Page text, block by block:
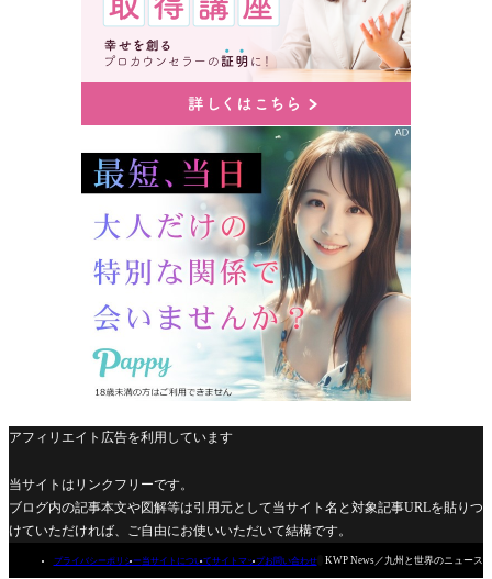
アフィリエイト広告を利用しています
当サイトはリンクフリーです。
ブログ内の記事本文や図解等は引用元として当サイト名と対象記事URLを貼りつ
けていただければ、ご自由にお使いいただいて結構です。
プライバシーポリシー当サイトについてサイトマップお問い合わせ KWP News／九州と世界のニュース